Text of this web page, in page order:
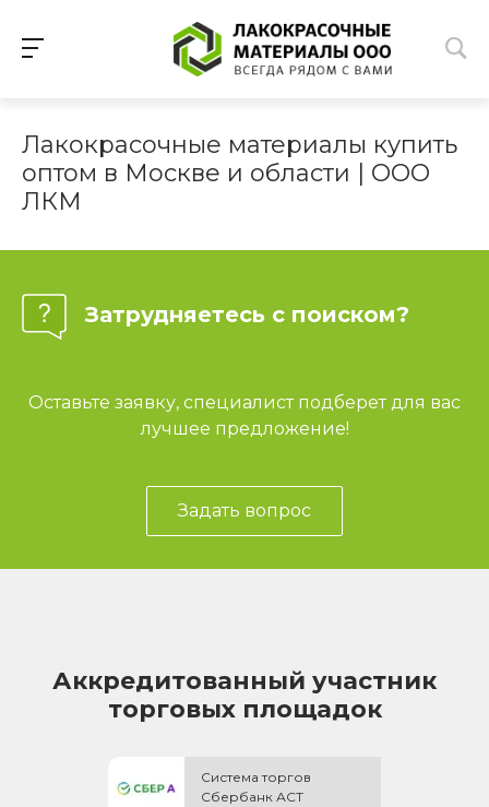
Лакокрасочные материалы купить
оптом в Москве и области | ООО
ЛКМ
Затрудняетесь с поиском?
Оставьте заявку, специалист подберет для вас
лучшее предложение!
Задать вопрос
Аккредитованный участник
торговых площадок
Система торгов
Сбербанк АСТ